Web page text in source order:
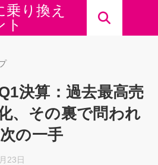
り換え
ト
決算：過去最高売
、その裏で問われ
の一手
23日